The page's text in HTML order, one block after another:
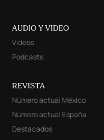
AUDIO Y VIDEO
Videos
Podcasts
REVISTA
Número actual México
Número actual España
Destacados